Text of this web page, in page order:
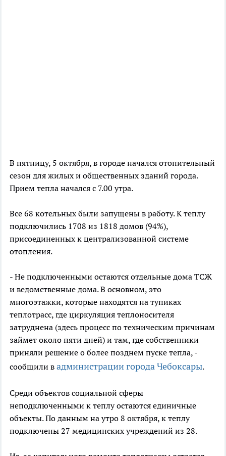
В пятницу, 5 октября, в городе начался отопительный
сезон для жилых и общественных зданий города.
Прием тепла начался с 7.00 утра.
Все 68 котельных были запущены в работу. К теплу
подключились 1708 из 1818 домов (94%),
присоединенных к централизованной системе
отопления.
- Не подключенными остаются отдельные дома ТСЖ
и ведомственные дома. В основном, это
многоэтажки, которые находятся на тупиках
теплотрасс, где циркуляция теплоносителя
затруднена (здесь процесс по техническим причинам
займет около пяти дней) и там, где собственники
приняли решение о более позднем пуске тепла, -
сообщили в администрации города Чебоксары.
Среди объектов социальной сферы
неподключенными к теплу остаются единичные
объекты. По данным на утро 8 октября, к теплу
подключены 27 медицинских учреждений из 28.